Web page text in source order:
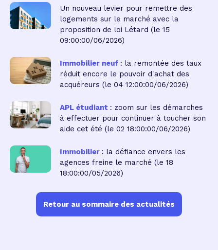
Un nouveau levier pour remettre des
logements sur le marché avec la
proposition de loi Létard (le 15
09:00:00/06/2026)
Immobilier neuf : la remontée des taux
réduit encore le pouvoir d'achat des
acquéreurs (le 04 12:00:00/06/2026)
APL étudiant : zoom sur les démarches
à effectuer pour continuer à toucher son
aide cet été (le 02 18:00:00/06/2026)
Immobilier : la défiance envers les
agences freine le marché (le 18
18:00:00/05/2026)
Retour au sommaire des actualités